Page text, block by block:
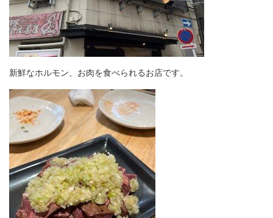
新鮮なホルモン、お肉を食べられるお店です。